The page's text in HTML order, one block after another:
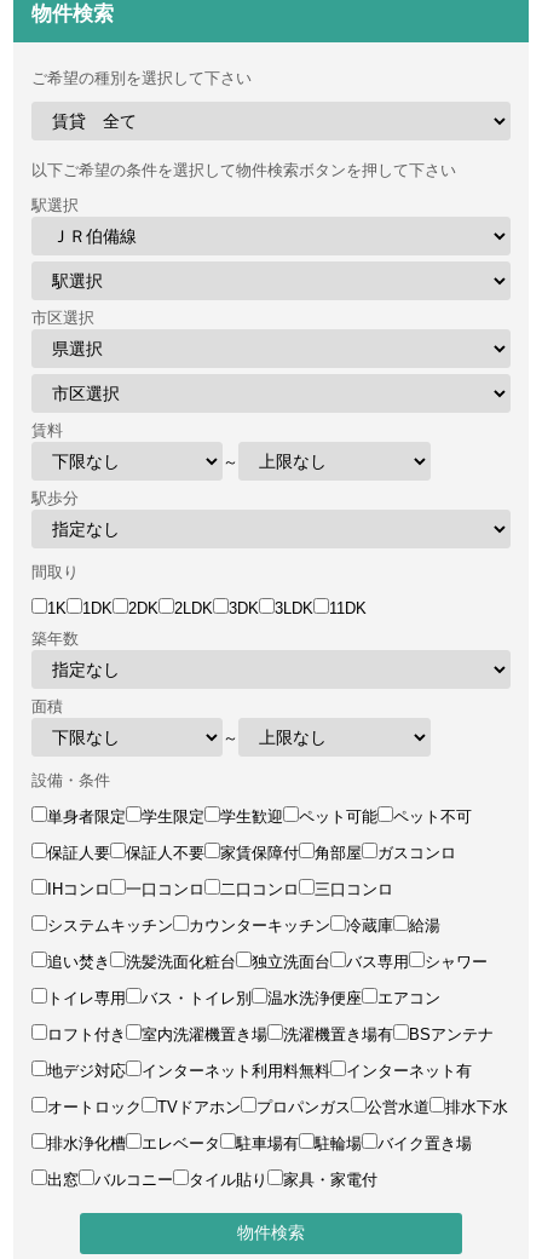
物件検索
ご希望の種別を選択して下さい
以下ご希望の条件を選択して物件検索ボタンを押して下さい
駅選択
市区選択
賃料
～
駅歩分
間取り
1K
1DK 2DK 2LDK 3DK 3LDK
11DK
築年数
面積
～
設備・条件
単身者限定
学生限定 学生歓迎 ペット可能
ペット不可
保証人要
保証人不要 家賃保障付 角部屋
ガスコンロ
IHコンロ
一口コンロ 二口コンロ
三口コンロ
システムキッチン
カウンターキッチン 冷蔵庫
給湯
追い焚き
洗髪洗面化粧台 独立洗面台 バス専用
シャワー
トイレ専用
バス・トイレ別 温水洗浄便座
エアコン
ロフト付き
室内洗濯機置き場 洗濯機置き場有
BSアンテナ
地デジ対応
インターネット利用料無料
インターネット有
オートロック
TVドアホン プロパンガス 公営水道
排水下水
排水浄化槽
エレベータ 駐車場有 駐輪場
バイク置き場
出窓
バルコニー タイル貼り 家具・家電付